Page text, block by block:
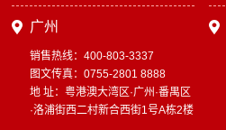
广州
销售热线：400-803-3337
图文传真：0755-2801 8888
地 址：粤港澳大湾区·广州·番禺区
·洛浦街西二村新合西街1号A栋2楼